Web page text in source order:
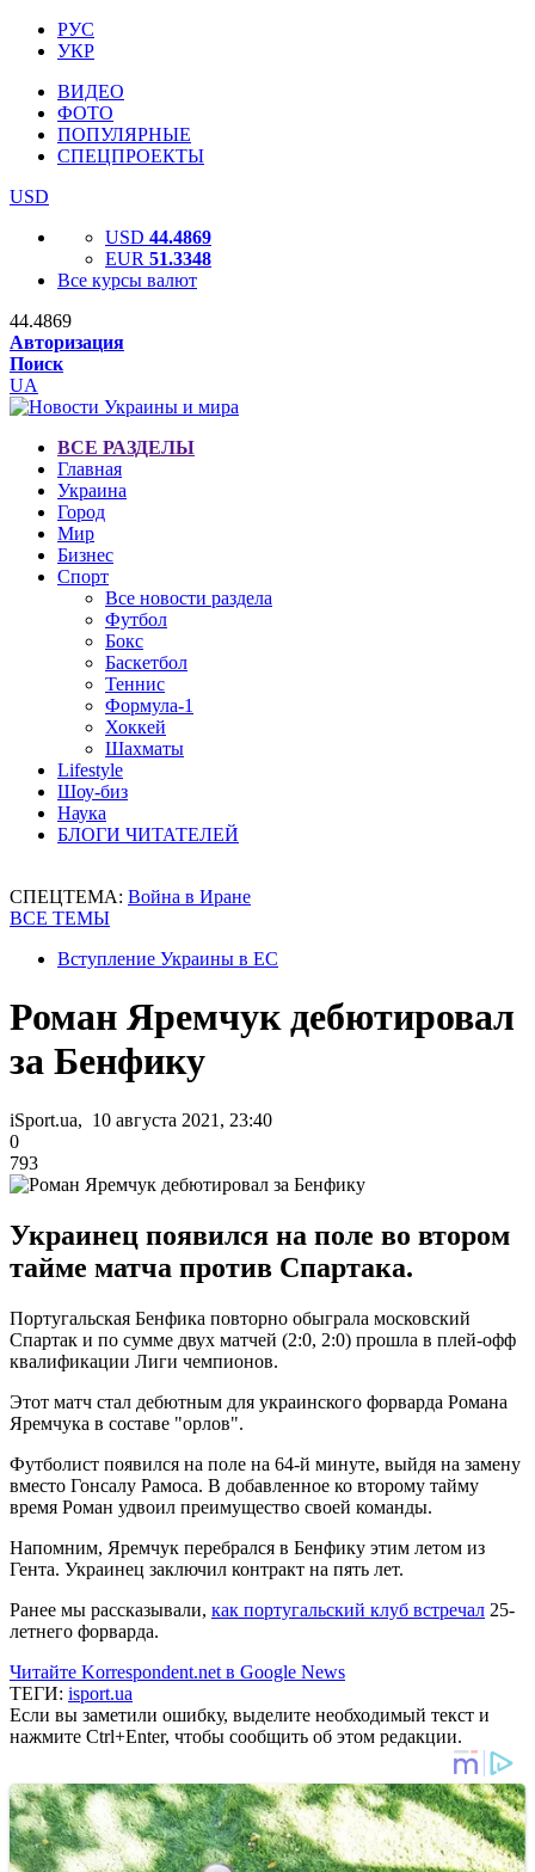
РУС
УКР
ВИДЕО
ФОТО
ПОПУЛЯРНЫЕ
СПЕЦПРОЕКТЫ
USD
USD 44.4869
EUR 51.3348
Все курсы валют
44.4869
Авторизация
Поиск
UA
ВСЕ РАЗДЕЛЫ
Главная
Украина
Город
Мир
Бизнес
Спорт
Все новости раздела
Футбол
Бокс
Баскетбол
Теннис
Формула-1
Хоккей
Шахматы
Lifestyle
Шоу-биз
Наука
БЛОГИ ЧИТАТЕЛЕЙ
СПЕЦТЕМА: Война в Иране
ВСЕ ТЕМЫ
Вступление Украины в ЕС
Роман Яремчук дебютировал
за Бенфику
iSport.ua, 10 августа 2021, 23:40
0
793
Украинец появился на поле во втором
тайме матча против Спартака.
Португальская Бенфика повторно обыграла московский
Спартак и по сумме двух матчей (2:0, 2:0) прошла в плей-офф
квалификации Лиги чемпионов.
Этот матч стал дебютным для украинского форварда Романа
Яремчука в составе "орлов".
Футболист появился на поле на 64-й минуте, выйдя на замену
вместо Гонсалу Рамоса. В добавленное ко второму тайму
время Роман удвоил преимущество своей команды.
Напомним, Яремчук перебрался в Бенфику этим летом из
Гента. Украинец заключил контракт на пять лет.
Ранее мы рассказывали, как португальский клуб встречал 25-
летнего форварда.
Читайте Korrespondent.net в Google News
ТЕГИ: isport.ua
Если вы заметили ошибку, выделите необходимый текст и
нажмите Ctrl+Enter, чтобы сообщить об этом редакции.